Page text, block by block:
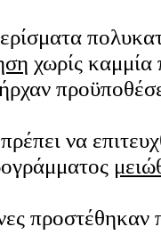
χωρίς καμμία
να
προστέθηκαν